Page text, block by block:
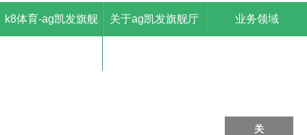
k8体育-ag凯发旗舰 关于ag凯发旗舰厅 业务领域
关